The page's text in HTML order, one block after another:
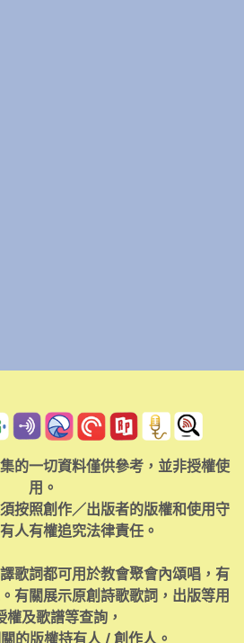
的一切資料僅供參考，並非授權使
用。
按照創作／出版者的版權和使用守
人有權追究法律責任。
歌詞都可用於教會聚會內頌唱，有
有關展示原創詩歌歌詞，出版等用
權及歌譜等查詢，
的版權持有人 / 創作人。